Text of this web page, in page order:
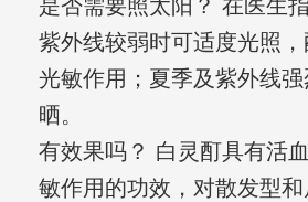
是否需要照太阳？ 在医生
紫外线较弱时可适度光照
光敏作用；夏季及紫外线
晒。
有效果吗？ 白灵酊具有活
敏作用的功效，对散发型